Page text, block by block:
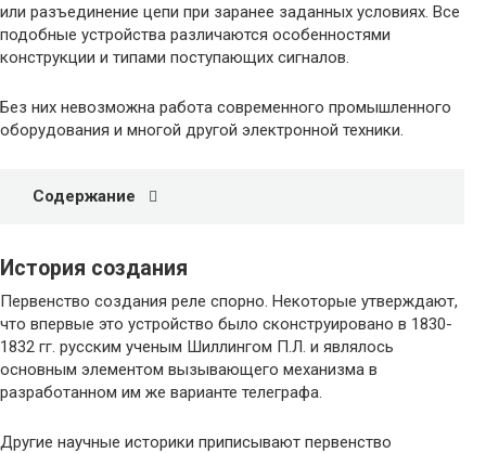
или разъединение цепи при заранее заданных условиях. Все
подобные устройства различаются особенностями
конструкции и типами поступающих сигналов.
Без них невозможна работа современного промышленного
оборудования и многой другой электронной техники.
Содержание
История создания
Первенство создания реле спорно. Некоторые утверждают,
что впервые это устройство было сконструировано в 1830-
1832 гг. русским ученым Шиллингом П.Л. и являлось
основным элементом вызывающего механизма в
разработанном им же варианте телеграфа.
Другие научные историки приписывают первенство